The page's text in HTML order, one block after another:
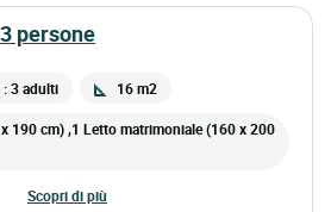
persone
: 3 adulti 16 m2
190 cm) ,1 Letto matrimoniale (160 x 200
scopri di più